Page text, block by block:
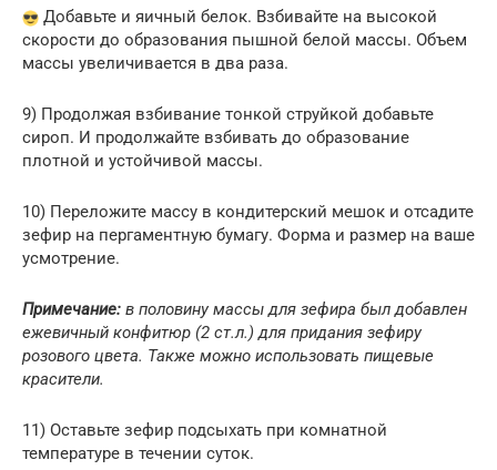
Добавьте и яичный белок. Взбивайте на высокой
скорости до образования пышной белой массы. Объем
массы увеличивается в два раза.
9) Продолжая взбивание тонкой струйкой добавьте
сироп. И продолжайте взбивать до образование
плотной и устойчивой массы.
10) Переложите массу в кондитерский мешок и отсадите
зефир на пергаментную бумагу. Форма и размер на ваше
усмотрение.
Примечание: в половину массы для зефира был добавлен
ежевичный конфитюр (2 ст.л.) для придания зефиру
розового цвета. Также можно использовать пищевые
красители.
11) Оставьте зефир подсыхать при комнатной
температуре в течении суток.